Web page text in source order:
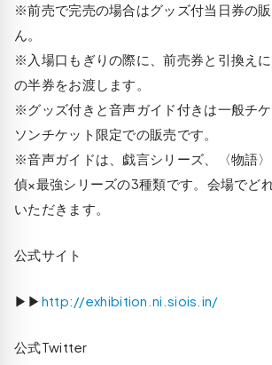
※前売で完売の場合はグッズ付当日券の
ん。
※入場口もぎりの際に、前売券と引換え
の半券をお渡します。
※グッズ付きと音声ガイド付きは一般チ
ソンチケット限定での販売です。
※音声ガイドは、戯言シリーズ、〈物語
偵×最強シリーズの3種類です。会場でど
いただきます。
公式サイト
▶▶ http://exhibition.ni.siois.in/
公式Twitter